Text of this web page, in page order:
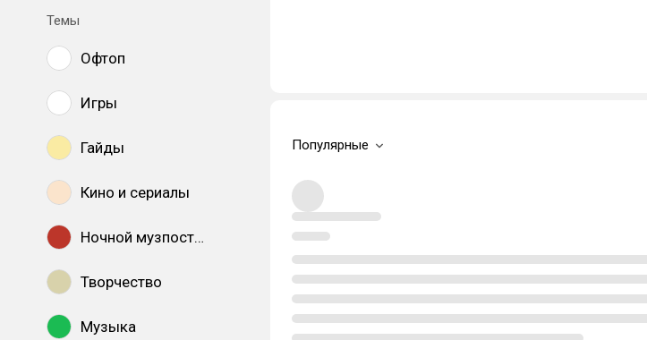
Темы
Офтоп
Игры
Гайды
Кино и сериалы
Ночной музпостинг
Творчество
Музыка
Популярные